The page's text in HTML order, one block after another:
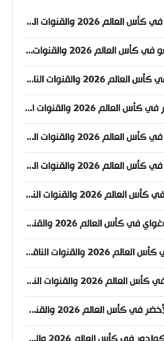
موعد مباراة إنجلترا وكرواتيا في كأس العالم 2026 والقنوات الناقلة
موعد مباراة البرتغال والكونغو في كأس العالم 2026 والقنوات الناقلة
موعد مباراة النمسا والأردن في كأس العالم 2026 والقنوات الناقلة
موعد مباراة الأرجنتين والجزائر في كأس العالم 2026 والقنوات الناقلة
موعد مباراة العراق والنرويج في كأس العالم 2026 والقنوات الناقلة
موعد مباراة فرنسا والسنغال في كأس العالم 2026 والقنوات الناقلة
موعد مباراة إيران ونيوزيلندا في كأس العالم 2026 والقنوات الناقلة
موعد مباراة السعودية وأوروغواي في كأس العالم 2026 والقنوات الناقلة
موعد مباراة بلجيكا ومصر في كأس العالم 2026 والقنوات الناقلة
موعد مباراة السويد وتونس في كأس العالم 2026 والقنوات الناقلة
موعد مباراة إسبانيا والرأس الأخضر في كأس العالم 2026 والقنوات الناقلة